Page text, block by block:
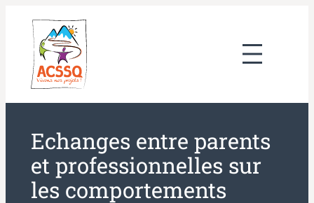
contenu
Echanges entre parents
et professionnelles sur
les comportements